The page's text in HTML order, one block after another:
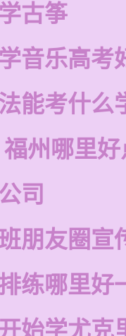
古筝
音乐高考
能考什么
州哪里
司
朋友圈宣
练哪里好
始学尤克